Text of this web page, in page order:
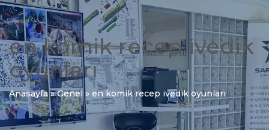
en komik recep ivedik
oyunları
Anasayfa»Genel » en komik recep ivedik oyunları